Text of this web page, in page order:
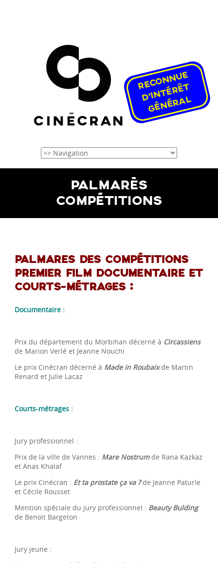
PALMARÈS
COMPÉTITIONS
PALMARES DES COMPÉTITIONS
PREMIER FILM DOCUMENTAIRE ET
COURTS-MÉTRAGES :
Documentaire :
Prix du département du Morbihan décerné à Circassiens
de Marion Verlé et Jeanne Nouchi
Le prix Cinécran décerné à Made in Roubaixde Martin
Renard et Julie Lacaz
Courts-métrages :
Jury professionnel :
Prix de la ville de Vannes : Mare Nostrumde Rana Kazkaz
et Anas Khalaf
Le prix Cinécran : Et ta prostate ça va ?de Jeanne Paturle
et Cécile Rousset
Mention spéciale du jury professionnel : Beauty Bulding
de Benoit Bargeton
Jury jeune :